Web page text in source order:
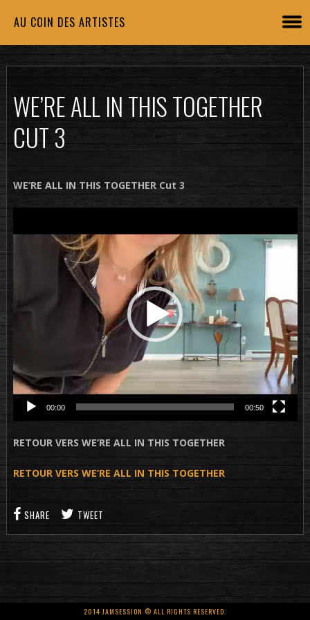
AU COIN DES ARTISTES
WE’RE ALL IN THIS TOGETHER
CUT 3
WE’RE ALL IN THIS TOGETHER Cut 3
vidéo
00:00 00:50
RETOUR VERS WE’RE ALL IN THIS TOGETHER
RETOUR VERS WE’RE ALL IN THIS TOGETHER
SHARE TWEET
2014 JAMSESSION © ALL RIGHTS RESERVED.